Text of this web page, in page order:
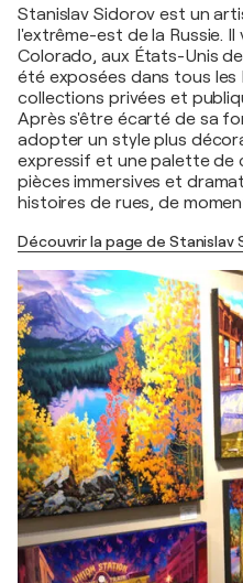
Stanislav Sidorov est un
l'extrême-est de la Russie.
Colorado, aux États-Unis
été exposées dans tous
collections privées et
Après s'être écarté de sa
adopter un style plus
expressif et une palette de
pièces immersives et
histoires de rues, de
Découvrir la page de Stanislav